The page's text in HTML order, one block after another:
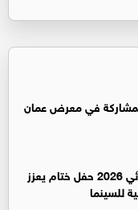
في معرض عمان
مهرجان عمّان السينمائي 2026 حفل ختام يعزز
للسينما